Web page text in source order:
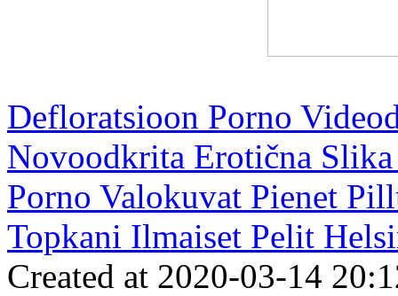
Defloratsioon Porno
Novoodkrita Erotična
Porno Valokuvat Pienet
Topkani Ilmaiset Pelit
Created at 2020-03-14